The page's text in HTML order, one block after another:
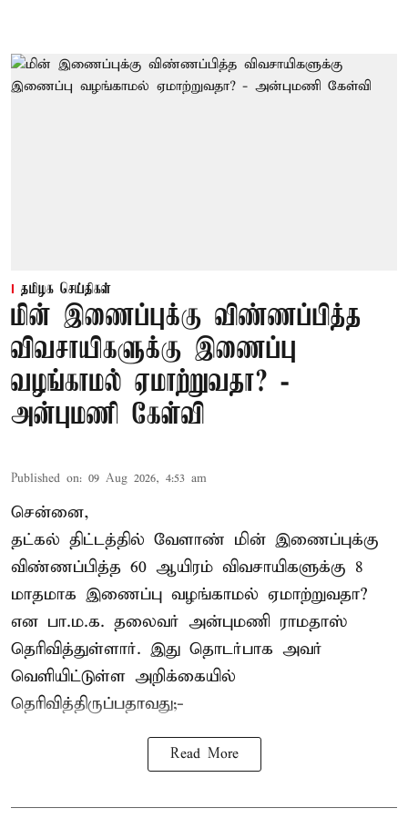
தமிழக செய்திகள்
மின் இணைப்புக்கு விண்ணப்பித்த
விவசாயிகளுக்கு இணைப்பு
வழங்காமல் ஏமாற்றுவதா? -
அன்புமணி கேள்வி
Published on: 09 Aug 2026, 4:53 am
சென்னை,
தட்கல் திட்டத்தில் வேளாண் மின் இணைப்புக்கு
விண்ணப்பித்த 60 ஆயிரம் விவசாயிகளுக்கு 8
மாதமாக இணைப்பு வழங்காமல் ஏமாற்றுவதா?
என பா.ம.க. தலைவர் அன்புமணி ராமதாஸ்
தெரிவித்துள்ளார். இது தொடர்பாக அவர்
வெளியிட்டுள்ள அறிக்கையில்
தெரிவித்திருப்பதாவது;-
Read More